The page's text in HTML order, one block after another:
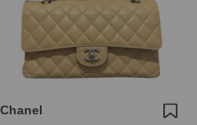
Chanel